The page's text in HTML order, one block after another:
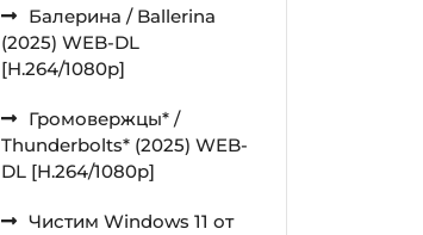
Балерина / Ballerina
(2025) WEB-DL
[H.264/1080p]
Громовержцы* /
Thunderbolts* (2025) WEB-
DL [H.264/1080p]
Чистим Windows 11 от